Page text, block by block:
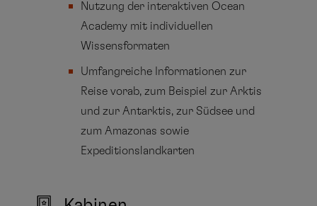
Nutzung der interaktiven Ocean
Academy mit individuellen
Wissensformaten
Umfangreiche Informationen zur
Reise vorab, zum Beispiel zur Arktis
und zur Antarktis, zur Südsee und
zum Amazonas sowie
Expeditionslandkarten